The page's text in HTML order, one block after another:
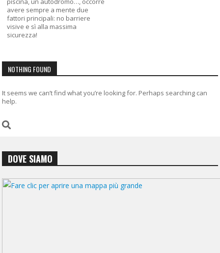
avere sempre a mente due
fattori principali: no barriere
visive e sì alla massima
sicurezza!
NOTHING FOUND
It seems we can’t find what you’re looking for. Perhaps searching can
help.
DOVE SIAMO